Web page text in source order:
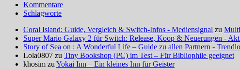
Kommentare
Schlagworte
Coral Island: Guide, Vergleich & Switch-Infos - Mediensignal zu
Super Mario Galaxy 2 für Switch: Release, Koop & Neuerungen -
Story of Sea on : A Wonderful Life – Guide zu allen Partnern -
Lola0807 zu Tiny Bookshop (PC) im Test – Für Bibliophile geeignet
khosim zu Yokai Inn – Ein kleines Inn für Geister